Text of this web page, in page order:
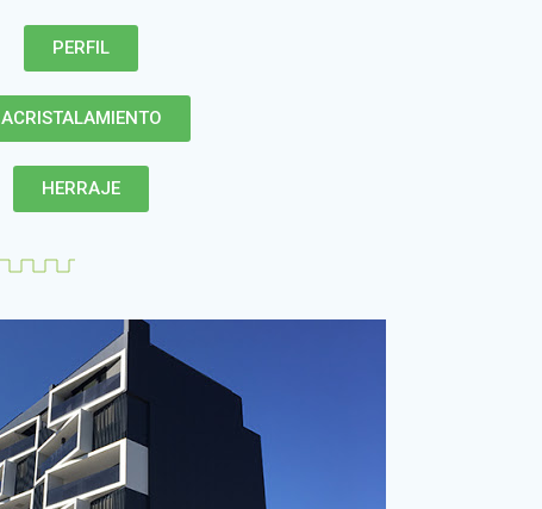
PERFIL
ACRISTALAMIENTO
HERRAJE